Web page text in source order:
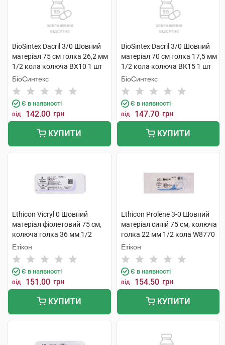
BioSintex Dacril 3/0 Шовний
матеріал 75 см голка 26,2 мм
1/2 кола колюча ВХ10 1 шт
БіоСинтекс
Є в наявності
від 142.00 грн
КУПИТИ
BioSintex Dacril 3/0 Шовний
матеріал 70 см голка 17,5 мм
1/2 кола колюча ВК15 1 шт
БіоСинтекс
Є в наявності
від 147.70 грн
КУПИТИ
Ethicon Vicryl 0 Шовний
матеріал фіолетовий 75 см,
колюча голка 36 мм 1/2
кола W9141 1 шт
Етікон
Є в наявності
від 151.00 грн
КУПИТИ
Ethicon Prolene 3-0 Шовний
матеріал синій 75 см, колюча
голка 22 мм 1/2 кола W8770
1 шт
Етікон
Є в наявності
від 154.50 грн
КУПИТИ